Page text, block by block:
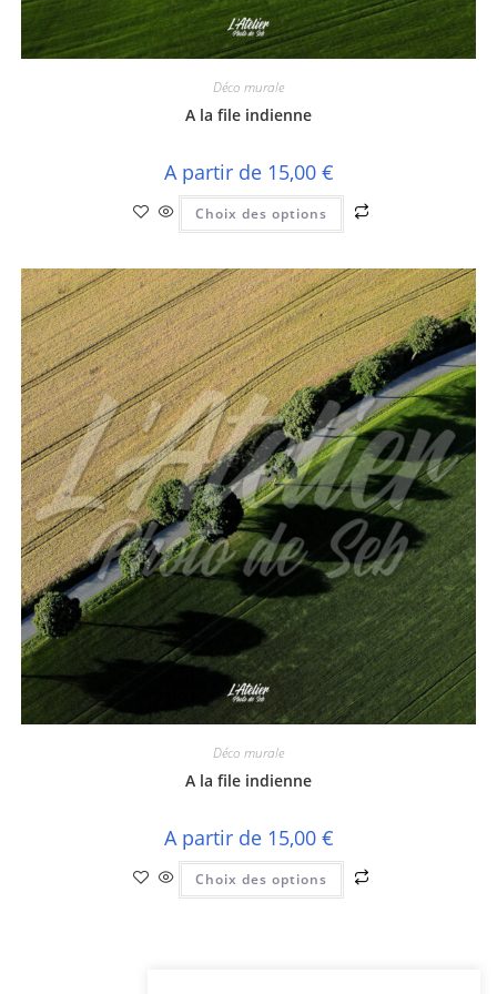
Déco murale
A la file indienne
A partir de 15,00 €
Choix des options
variations.
Les
options
peuvent
être
choisies
sur
la
page
du
produit
Déco murale
A la file indienne
A partir de 15,00 €
Choix des options